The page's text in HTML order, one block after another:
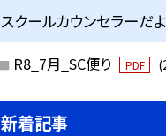
スクールカウンセラーだ
R8_7月_SC便り PDF
新着記事